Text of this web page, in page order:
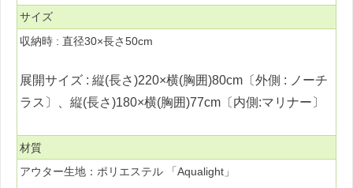
サイズ
収納時 : 直径30×長さ50cm
展開サイズ : 縦(長さ)220×横(胸囲)80cm〔外側 : ノーチ
ラス〕、縦(長さ)180×横(胸囲)77cm〔内側:マリナー〕
材質
アウター生地：ポリエステル 「Aqualight」